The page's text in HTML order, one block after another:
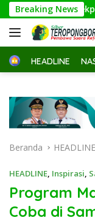
Langsung
ke
konten
Breaking News
Sekprov
HomeHEADLINE
Beranda HEADLINE
HEADLINE, Inspirasi,
Program
Coba di